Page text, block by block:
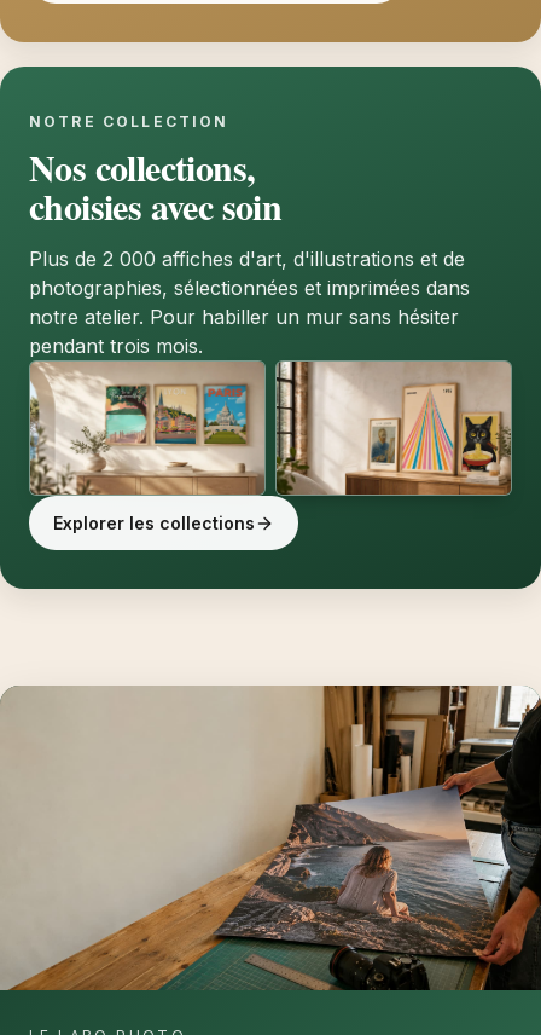
NOTRE COLLECTION
Nos collections,
choisies avec soin
Plus de 2 000 affiches d'art, d'illustrations et de
photographies, sélectionnées et imprimées dans
notre atelier. Pour habiller un mur sans hésiter
pendant trois mois.
Explorer les collections